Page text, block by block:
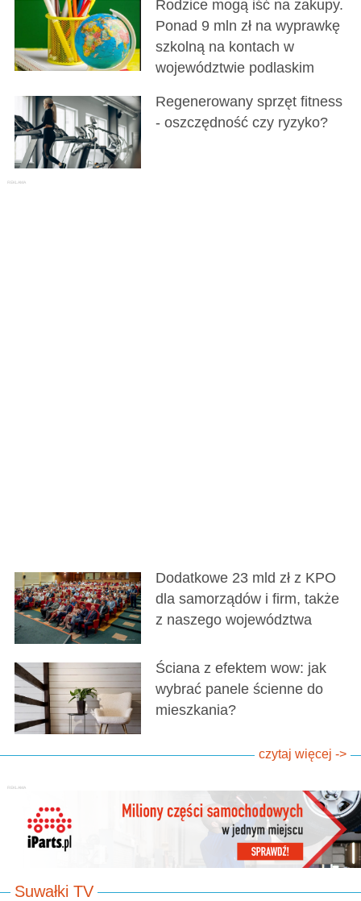
Rodzice mogą iść na zakupy.
Ponad 9 mln zł na wyprawkę
szkolną na kontach w
województwie podlaskim
Regenerowany sprzęt fitness
- oszczędność czy ryzyko?
Dodatkowe 23 mld zł z KPO
dla samorządów i firm, także
z naszego województwa
Ściana z efektem wow: jak
wybrać panele ścienne do
mieszkania?
czytaj więcej ->
Suwałki TV